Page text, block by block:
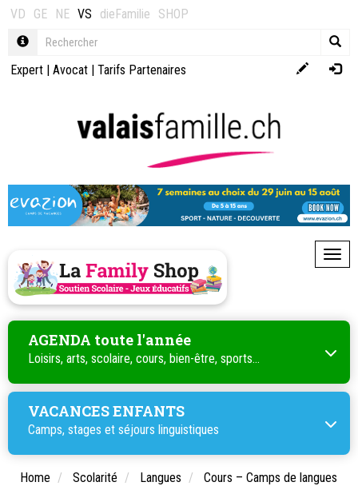
VD GE NE VS dieFamilie SHOP
Expert | Avocat | Tarifs Partenaires
AGENDA toute l'année
Loisirs, arts, scolaire, cours, bien-être, sports...
VACANCES ENFANTS
Camps, stages et séjours linguistiques
Home Scolarité Langues Cours – Camps de langues